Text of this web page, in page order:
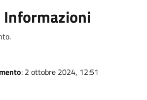
: 2 ottobre 2024, 12:51